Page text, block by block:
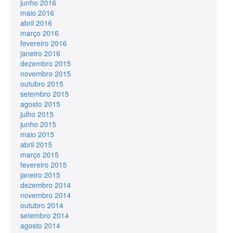
junho 2016
maio 2016
abril 2016
março 2016
fevereiro 2016
janeiro 2016
dezembro 2015
novembro 2015
outubro 2015
setembro 2015
agosto 2015
julho 2015
junho 2015
maio 2015
abril 2015
março 2015
fevereiro 2015
janeiro 2015
dezembro 2014
novembro 2014
outubro 2014
setembro 2014
agosto 2014